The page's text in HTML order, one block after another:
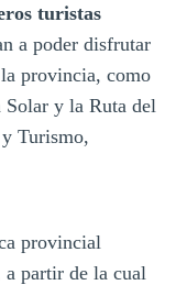
turistas
a poder disfrutar
la provincia, como
y la Ruta del
Turismo,
provincial
partir de la cual